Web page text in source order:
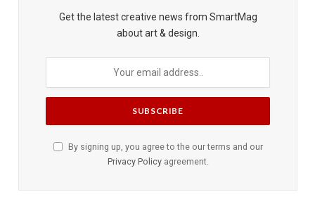
Get the latest creative news from SmartMag
about art & design.
By signing up, you agree to the our terms and our
Privacy Policyagreement.